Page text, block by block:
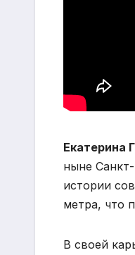
Екатерина
ныне
истории
метра, что
В своей